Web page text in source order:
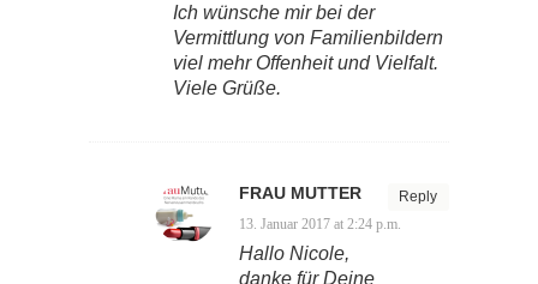
Ich wünsche mir bei der
Vermittlung von Familienbildern
viel mehr Offenheit und Vielfalt.
Viele Grüße.
Reply
FRAU MUTTER
13. Januar 2017 at 2:24 p.m.
Hallo Nicole,
danke für Deine